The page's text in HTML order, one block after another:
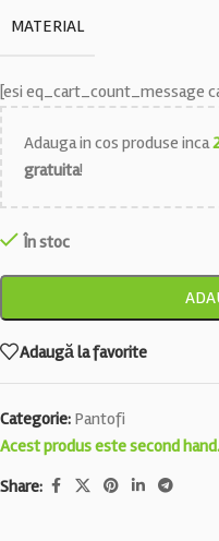
MATERIAL
[esi eq_cart_count_message
Adauga in cos produse inca
gratuita!
În stoc
Adaugă la favorite
Categorie: Pantofi
Acest produs este second hand.
Share: